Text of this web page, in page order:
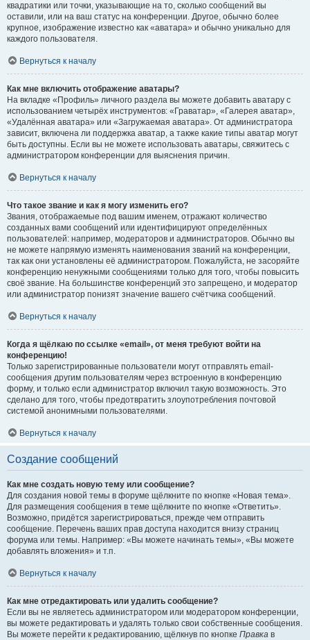
квадратики или точки, указывающие на то, сколько сообщений вы
оставили, или на ваш статус на конференции. Другое, обычно более
крупное, изображение известно как «аватара» и обычно уникально для
каждого пользователя.
Вернуться к началу
Как мне включить отображение аватары?
На вкладке «Профиль» личного раздела вы можете добавить аватару с
использованием четырёх инструментов: «Граватар», «Галерея аватар»,
«Удалённая аватара» или «Загружаемая аватара». От администратора
зависит, включена ли поддержка аватар, а также какие типы аватар могут
быть доступны. Если вы не можете использовать аватары, свяжитесь с
администратором конференции для выяснения причин.
Вернуться к началу
Что такое звание и как я могу изменить его?
Звания, отображаемые под вашим именем, отражают количество
созданных вами сообщений или идентифицируют определённых
пользователей: например, модераторов и администраторов. Обычно вы
не можете напрямую изменять наименования званий на конференции,
так как они установлены её администратором. Пожалуйста, не засоряйте
конференцию ненужными сообщениями только для того, чтобы повысить
своё звание. На большинстве конференций это запрещено, и модератор
или администратор понизят значение вашего счётчика сообщений.
Вернуться к началу
Когда я щёлкаю по ссылке «email», от меня требуют войти на
конференцию!
Только зарегистрированные пользователи могут отправлять email-
сообщения другим пользователям через встроенную в конференцию
форму, и только если администратор включил такую возможность. Это
сделано для того, чтобы предотвратить злоупотребления почтовой
системой анонимными пользователями.
Вернуться к началу
Создание сообщений
Как мне создать новую тему или сообщение?
Для создания новой темы в форуме щёлкните по кнопке «Новая тема».
Для размещения сообщения в теме щёлкните по кнопке «Ответить».
Возможно, придётся зарегистрироваться, прежде чем отправить
сообщение. Перечень ваших прав доступа находится внизу страниц
форума или темы. Например: «Вы можете начинать темы», «Вы можете
добавлять вложения» и т.п.
Вернуться к началу
Как мне отредактировать или удалить сообщение?
Если вы не являетесь администратором или модератором конференции,
вы можете редактировать и удалять только свои собственные сообщения.
Вы можете перейти к редактированию, щёлкнув по кнопке Правка в